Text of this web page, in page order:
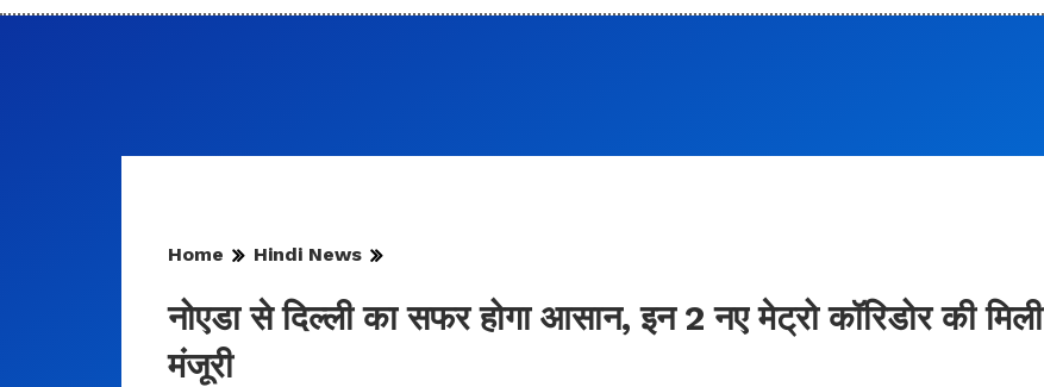
Home Hindi News
नोएडा से दिल्ली का सफर होगा आसान, इन 2 नए मेट्रो कॉरिडोर की मिली
मंजूरी